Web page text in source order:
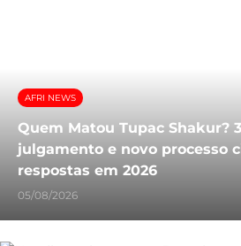
AFRI NEWS
Quem Matou Tupac Shakur?
julgamento e novo processo
respostas em 2026
05/08/2026